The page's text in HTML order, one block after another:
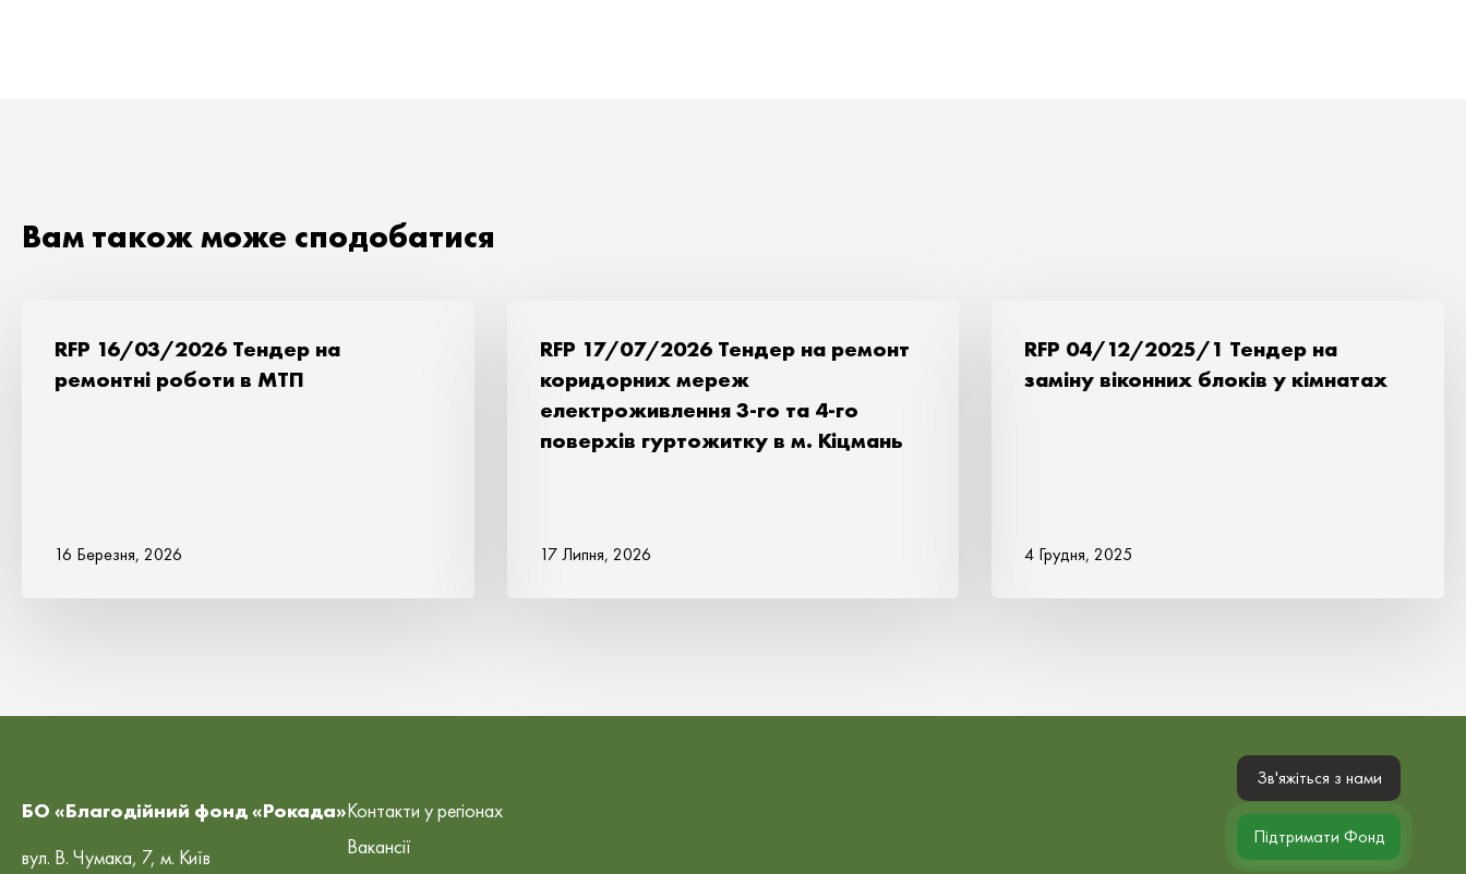
Вам також може сподобатися
RFP 16/03/2026 Тендер на
ремонтні роботи в МТП
16 Березня, 2026
RFP 17/07/2026 Тендер на ремонт
коридорних мереж
електроживлення 3-го та 4-го
поверхів гуртожитку в м. Кіцмань
17 Липня, 2026
RFP 04/12/2025/1 Тендер на
заміну віконних блоків у кімнатах
4 Грудня, 2025
БО «Благодійний фонд «Рокада»
вул. В. Чумака, 7, м. Київ
Контакти у регіонах
Вакансії
Зв'яжіться з нами
Підтримати Фонд